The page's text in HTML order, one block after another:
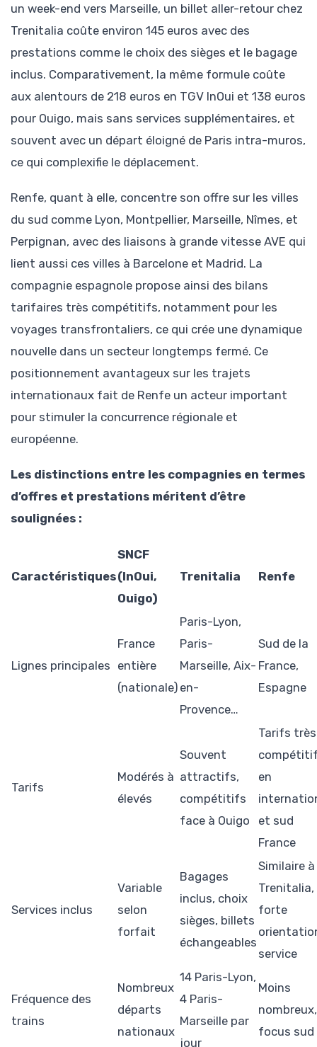
un week-end vers Marseille, un billet aller-retour chez
Trenitalia coûte environ 145 euros avec des
prestations comme le choix des sièges et le bagage
inclus. Comparativement, la même formule coûte
aux alentours de 218 euros en TGV InOui et 138 euros
pour Ouigo, mais sans services supplémentaires, et
souvent avec un départ éloigné de Paris intra-muros,
ce qui complexifie le déplacement.
Renfe, quant à elle, concentre son offre sur les villes
du sud comme Lyon, Montpellier, Marseille, Nîmes, et
Perpignan, avec des liaisons à grande vitesse AVE qui
lient aussi ces villes à Barcelone et Madrid. La
compagnie espagnole propose ainsi des bilans
tarifaires très compétitifs, notamment pour les
voyages transfrontaliers, ce qui crée une dynamique
nouvelle dans un secteur longtemps fermé. Ce
positionnement avantageux sur les trajets
internationaux fait de Renfe un acteur important
pour stimuler la concurrence régionale et
européenne.
Les distinctions entre les compagnies en termes
d’offres et prestations méritent d’être
soulignées :
Caractéristiques
SNCF
(InOui,
Ouigo)
Trenitalia Renfe
Lignes principales
France
entière
(nationale)
Paris-Lyon,
Paris-
Marseille, Aix-
en-
Provence…
Sud de la
France,
Espagne
Tarifs
Modérés à
élevés
Souvent
attractifs,
compétitifs
face à Ouigo
Tarifs très
en
et sud
France
Services inclus
Variable
selon
forfait
Bagages
inclus, choix
sièges, billets
échangeables
Similaire à
Trenitalia,
forte
service
Fréquence des
trains
Nombreux
départs
nationaux
14 Paris-Lyon,
4 Paris-
Marseille par
jour
Moins
nombreux,
focus sud